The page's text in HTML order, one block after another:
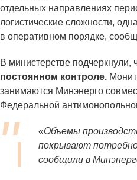
отдельных направлениях
логистические сложности,
в оперативном порядке,
В министерстве подчеркнули,
постоянном контроле.
занимаются Минэнерго
Федеральной
«Объемы
покрывают
сообщили в